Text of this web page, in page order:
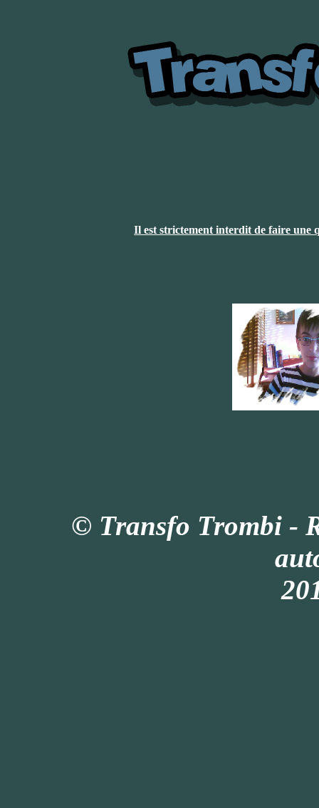
Il est strictement interdit de faire une
© Transfo Trombi -